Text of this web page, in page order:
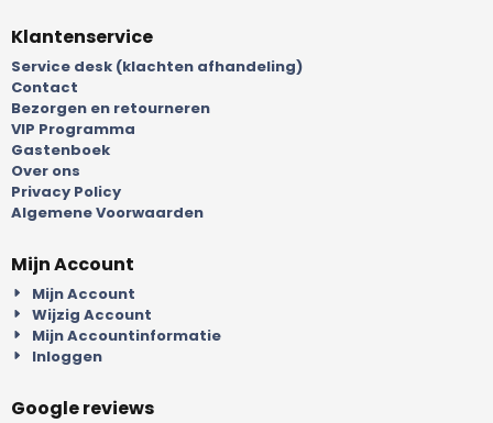
Klantenservice
Service desk (klachten afhandeling)
Contact
Bezorgen en retourneren
VIP Programma
Gastenboek
Over ons
Privacy Policy
Algemene Voorwaarden
Mijn Account
Mijn Account
Wijzig Account
Mijn Accountinformatie
Inloggen
Google reviews